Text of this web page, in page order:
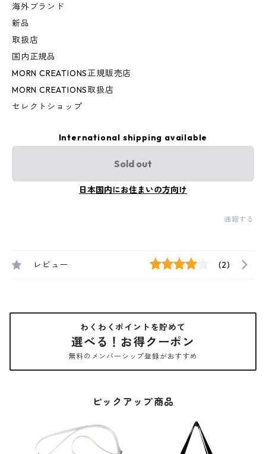
海外ブランド
新品
取扱店
国内正規品
MORN CREATIONS正規販売店
MORN CREATIONS取扱店
セレクトショップ
International shipping available
Sold out
日本国内にお住まいの方向け
通報する
レビュー (2)
わくわくポイントを貯めて
選べる！お得クーポン
無料のメンバーシップ登録がおすすめ
ピックアップ商品